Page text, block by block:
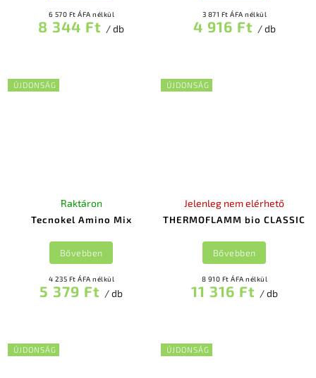
6 570 Ft ÁFA nélkül
8 344 Ft / db
3 871 Ft ÁFA nélkül
4 916 Ft / db
ÚJDONSÁG
Tecnokel Amino Mix
Raktáron
4 235 Ft ÁFA nélkül
5 379 Ft / db
Bővebben
ÚJDONSÁG
THERMOFLAMM bio CLASSIC
Jelenleg nem elérhető
8 910 Ft ÁFA nélkül
11 316 Ft / db
Bővebben
ÚJDONSÁG ÚJDONSÁG